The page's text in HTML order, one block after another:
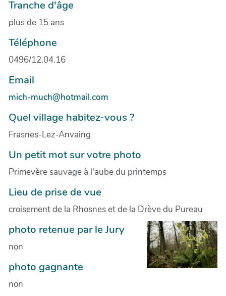
Tranche d'âge
plus de 15 ans
Téléphone
0496/12.04.16
Email
mich-much@hotmail.com
Quel village habitez-vous ?
Frasnes-Lez-Anvaing
Un petit mot sur votre photo
Primevère sauvage à l'aube du printemps
Lieu de prise de vue
croisement de la Rhosnes et de la Drève du Pureau
photo retenue par le Jury
non
photo gagnante
non